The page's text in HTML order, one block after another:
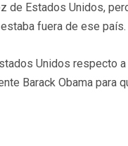
de Estados Unidos,
fuera de ese país.
Unidos respecto
Barack Obama para